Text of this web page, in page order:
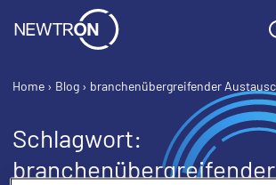
Home › Blog › branchenübergreifender
Schlagwort:
branchenübergreifender